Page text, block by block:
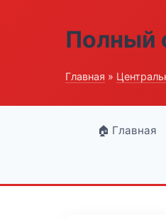
Полный
Главная »
🏠 Главная